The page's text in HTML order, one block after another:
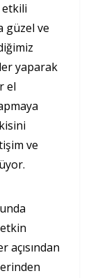
etkili
güzel ve
yaparak
el
ve